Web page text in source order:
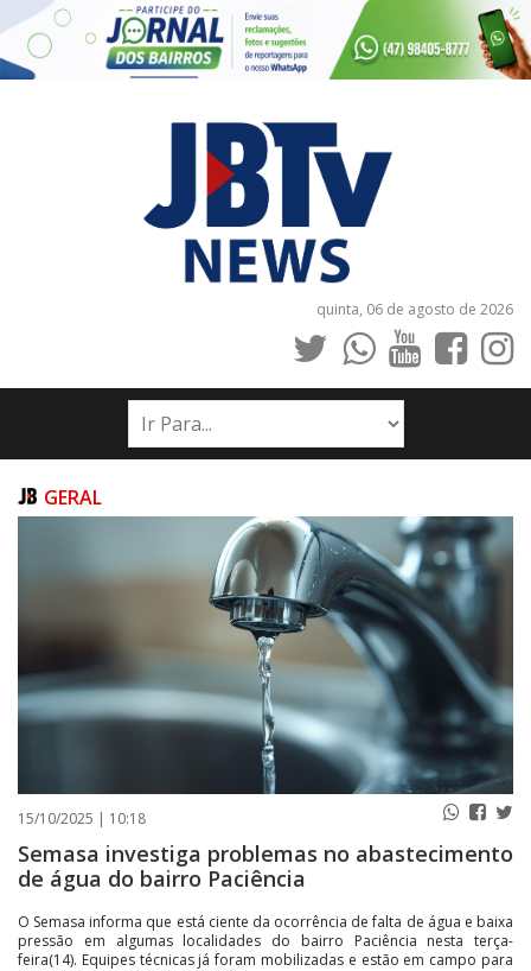
quinta, 06 de agosto de 2026
INÍCIO
NOTÍCIAS
PUBLICAÇÕES LEGAIS
CONTATO
GERAL
15/10/2025 | 10:18
Semasa investiga problemas no abastecimento
de água do bairro Paciência
O Semasa informa que está ciente da ocorrência de falta de água e baixa
pressão em algumas localidades do bairro Paciência nesta terça-
feira(14). Equipes técnicas já foram mobilizadas e estão em campo para